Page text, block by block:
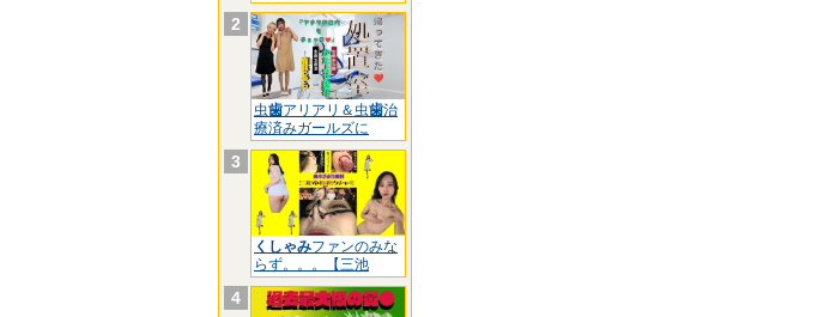
2
虫歯アリアリ＆虫歯治
療済みガールズに
3
くしゃみファンのみな
らず。。。【三池
4